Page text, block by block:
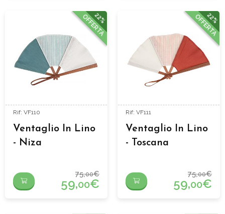
22%
OFFERTA
Rif: VF110
Ventaglio In Lino
- Niza
75,00€
59,00€
22%
OFFERTA
Rif: VF111
Ventaglio In Lino
- Toscana
75,00€
59,00€